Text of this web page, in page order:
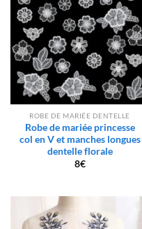
ROBE DE MARIÉE DENTELLE
Robe de mariée princesse
col en V et manches longues
dentelle florale
8€